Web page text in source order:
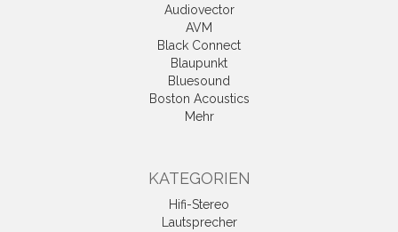
Audiovector
AVM
Black Connect
Blaupunkt
Bluesound
Boston Acoustics
Mehr
KATEGORIEN
Hifi-Stereo
Lautsprecher